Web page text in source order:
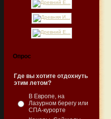
Опрос
Где вы хотите отдохнуть
этим летом?
В Европе, на
Лазурном берегу или
СПА-курорте